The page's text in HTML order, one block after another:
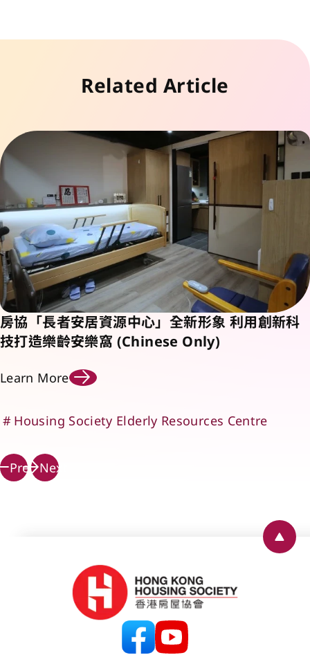
Related Article
房協「長者安居資源中心」全新形象 利用創新科
技打造樂齡安樂窩 (Chinese Only)
Learn More
Housing Society Elderly Resources Centre
Prev Next